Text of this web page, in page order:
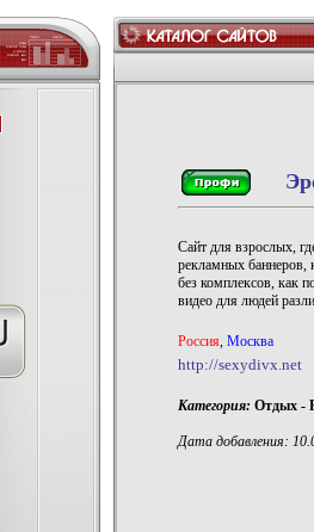
Сайт для взрослых,
рекламных
без комплексов, как
видео для людей
Россия, Москва
http://sexydivx.net
Категория: Отдых -
Дата добавления: